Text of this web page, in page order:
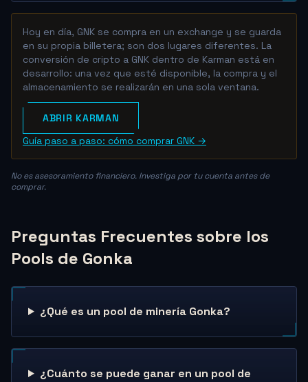
Hoy en día, GNK se compra en un exchange y se guarda
en su propia billetera; son dos lugares diferentes. La
conversión de cripto a GNK dentro de Karman está en
desarrollo: una vez que esté disponible, la compra y el
almacenamiento se realizarán en una sola ventana.
ABRIR KARMAN
Guía paso a paso: cómo comprar GNK →
No es asesoramiento financiero. Investiga por tu cuenta antes de
comprar.
Preguntas Frecuentes sobre los
Pools de Gonka
¿Qué es un pool de minería Gonka?
¿Cuánto se puede ganar en un pool de